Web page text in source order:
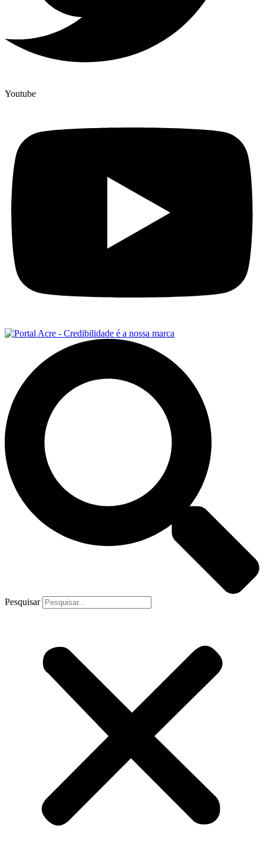
Youtube
Pesquisar